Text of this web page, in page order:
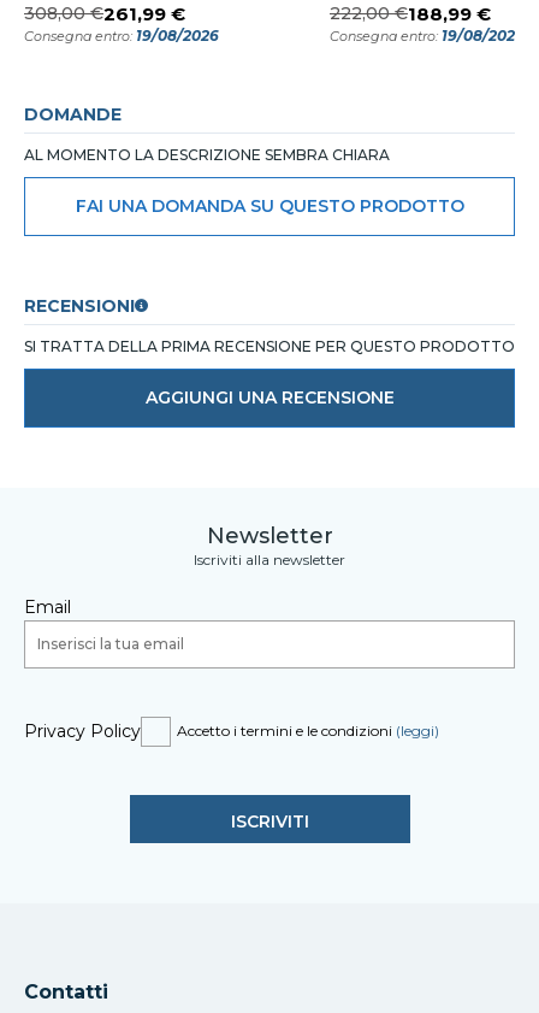
308,00 €261,99 €
Consegna entro: 19/08/2026
222,00 €188,99 €
Consegna entro: 19/08/2026
DOMANDE
AL MOMENTO LA DESCRIZIONE SEMBRA CHIARA
FAI UNA DOMANDA SU QUESTO PRODOTTO
RECENSIONI
SI TRATTA DELLA PRIMA RECENSIONE PER QUESTO PRODOTTO
AGGIUNGI UNA RECENSIONE
Newsletter
Iscriviti alla newsletter
Email
Privacy Policy Accetto i termini e le condizioni (leggi)
Contatti